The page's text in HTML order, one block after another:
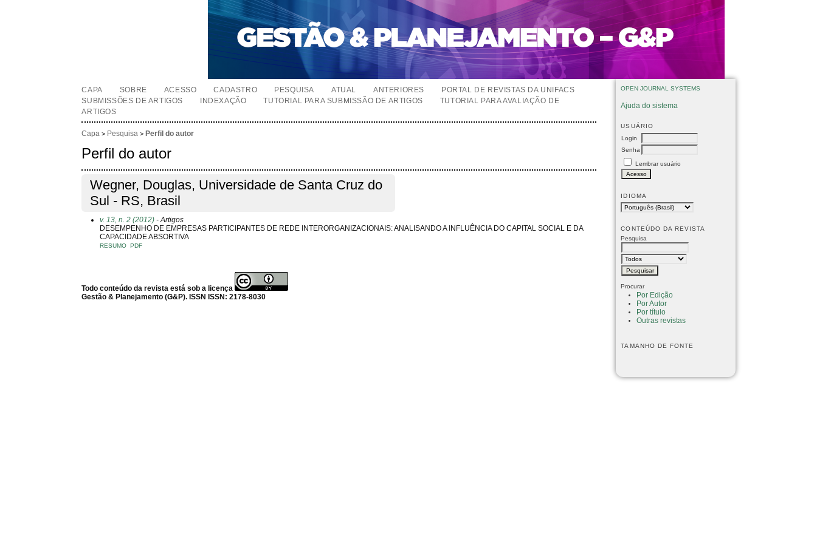
OPEN JOURNAL SYSTEMS
Ajuda do sistema
USUÁRIO
Login
Senha
Lembrar usuário
IDIOMA
CONTEÚDO DA REVISTA
Pesquisa
Procurar
Por Edição
Por Autor
Por título
Outras revistas
TAMANHO DE FONTE
CAPA SOBRE ACESSO CADASTRO PESQUISA ATUAL ANTERIORES
PORTAL DE REVISTAS DA UNIFACS
SUBMISSÕES DE ARTIGOS
INDEXAÇÃO TUTORIAL PARA SUBMISSÃO DE ARTIGOS
TUTORIAL PARA AVALIAÇÃO DE
ARTIGOS
Capa > Pesquisa > Perfil do autor
Perfil do autor
Wegner, Douglas, Universidade de Santa Cruz do
Sul - RS, Brasil
v. 13, n. 2 (2012) - Artigos
DESEMPENHO DE EMPRESAS PARTICIPANTES DE REDE INTERORGANIZACIONAIS: ANALISANDO A INFLUÊNCIA DO CAPITAL SOCIAL E DA
CAPACIDADE ABSORTIVA
RESUMO PDF
Todo conteúdo da revista está sob a licença
Gestão & Planejamento (G&P). ISSN ISSN: 2178-8030